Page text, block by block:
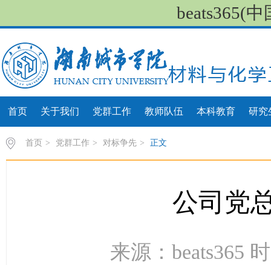
beats365(
首页 关于我们 党群工作 教师队伍 本科教育 研究
首页 > 党群工作 > 对标争先 > 正文
公司党
来源：beats365